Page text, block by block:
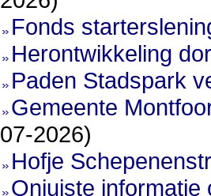
Fonds
Herontwikkeling
Paden Stadspark
Gemeente
07-2026)
Hofje
Onjuiste informatie